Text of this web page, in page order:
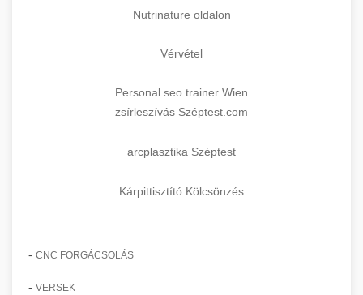
Nutrinature oldalon
Vérvétel
Personal seo trainer Wien
zsírleszívás Széptest.com
arcplasztika Széptest
Kárpittisztító Kölcsönzés
- CNC FORGÁCSOLÁS
- VERSEK